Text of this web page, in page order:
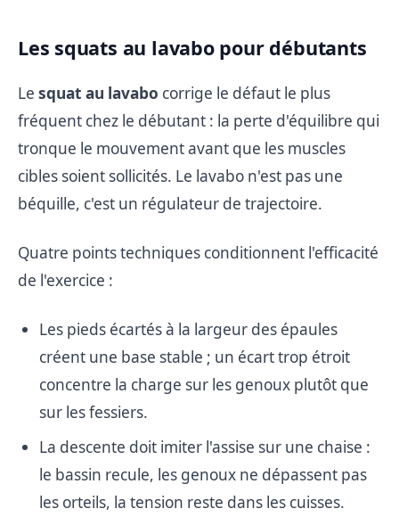
Les squats au lavabo pour débutants
Le squat au lavabo corrige le défaut le plus
fréquent chez le débutant : la perte d'équilibre qui
tronque le mouvement avant que les muscles
cibles soient sollicités. Le lavabo n'est pas une
béquille, c'est un régulateur de trajectoire.
Quatre points techniques conditionnent l'efficacité
de l'exercice :
Les pieds écartés à la largeur des épaules
créent une base stable ; un écart trop étroit
concentre la charge sur les genoux plutôt que
sur les fessiers.
La descente doit imiter l'assise sur une chaise :
le bassin recule, les genoux ne dépassent pas
les orteils, la tension reste dans les cuisses.